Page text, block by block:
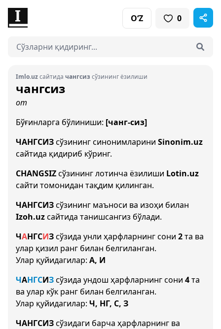
O‘Z 0
Imlo.uzсайтида чангсиз сўзининг ёзилиши
чангсиз
от
Бўғинларга бўлиниши: [чанг-сиз]
ЧАНГСИЗсўзининг синонимларини Sinonim.uz
сайтида қидириб кўринг.
CHANGSIZсўзининг лотинча ёзилиши Lotin.uz
сайти томонидан тақдим қилинган.
ЧАНГСИЗсўзининг маъноси ва изоҳи билан
Izoh.uzсайтида танишсангиз бўлади.
ЧАНГСИЗсўзида унли ҳарфларнинг сони 2та ва
улар қизил ранг билан белгиланган.
Улар қуйидагилар: А, И
ЧАНГСИЗсўзида ундош ҳарфларнинг сони 4та
ва улар кўк ранг билан белгиланган.
Улар қуйидагилар: Ч, НГ, С, З
ЧАНГСИЗсўзидаги барча ҳарфларнинг ва